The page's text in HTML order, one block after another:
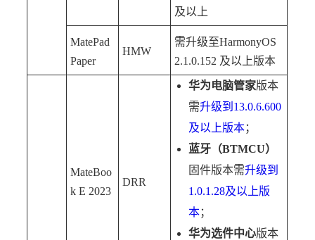
及以上
MatePad
Paper
HMW
需升级至HarmonyOS
2.1.0.152 及以上版本
MateBoo
k E 2023
DRR
华为电脑管家版本
需升级到13.0.6.600
及以上版本；
蓝牙（BTMCU）
固件版本需升级到
1.0.1.28及以上版
本；
华为选件中心版本